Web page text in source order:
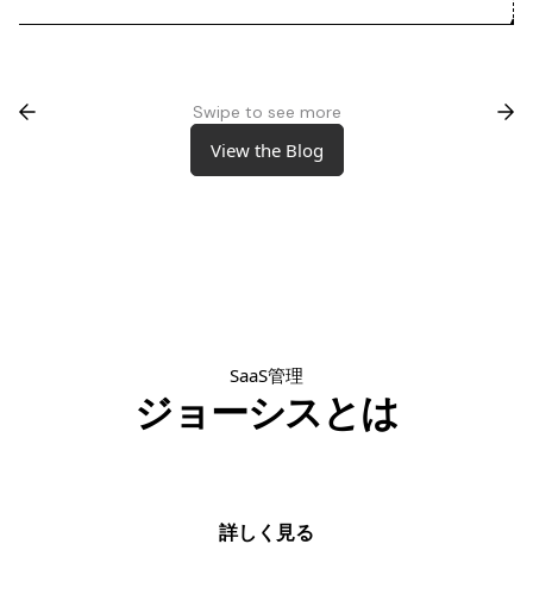
Swipe to see more
View the Blog
View the Blog
SaaS管理
ジョーシスとは
詳しく見る